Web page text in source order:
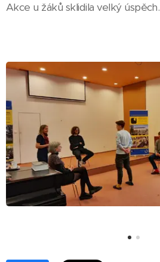
Akce u žáků sklidila velký úspěch.